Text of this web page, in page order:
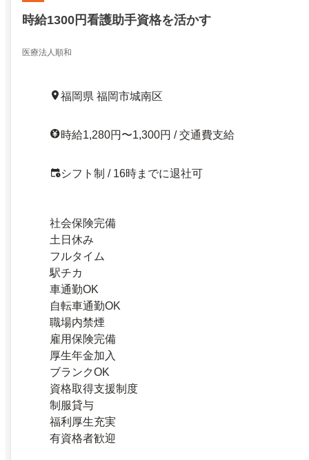
時給1300円看護助手資格を活かす
医療法人順和
福岡県 福岡市城南区
時給1,280円〜1,300円 / 交通費支給
シフト制 / 16時までに退社可
社会保険完備
土日休み
フルタイム
駅チカ
車通勤OK
自転車通勤OK
職場内禁煙
雇用保険完備
厚生年金加入
ブランクOK
資格取得支援制度
制服貸与
福利厚生充実
有資格者歓迎